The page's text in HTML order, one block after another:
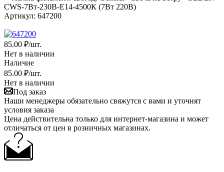
CWS-7Вт-230В-E14-4500К (7Вт 220В)
Артикул: 647200
85.00 ₽/шт.
Нет в наличии
Наличие
85.00 ₽/шт.
Нет в наличии
Под заказ
Наши менеджеры обязательно свяжутся с вами и уточнят
условия заказа
Цена действительна только для интернет-магазина и может
отличаться от цен в розничных магазинах.